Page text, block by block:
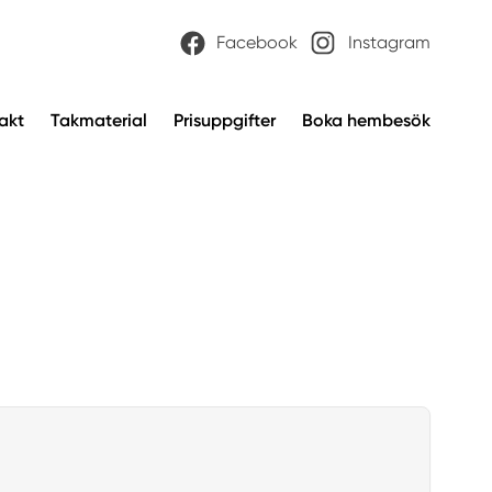
Facebook Instagram
Takmaterial Prisuppgifter Boka hembesök